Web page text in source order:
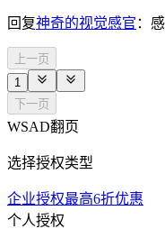
回复神奇的视觉感官 ：
上一页
1
下一页
WSAD翻页
选择授权类型
企业授权最高6折优惠
个人授权